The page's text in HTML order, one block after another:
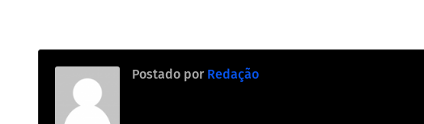
Postado por Redação